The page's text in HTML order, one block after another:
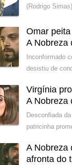
(Rodrigo
Omar
A Nobreza
Inconformado
desistiu de
Virgínia
A Nobreza
Desconfiada
patricinha
A Nobreza
afronta do